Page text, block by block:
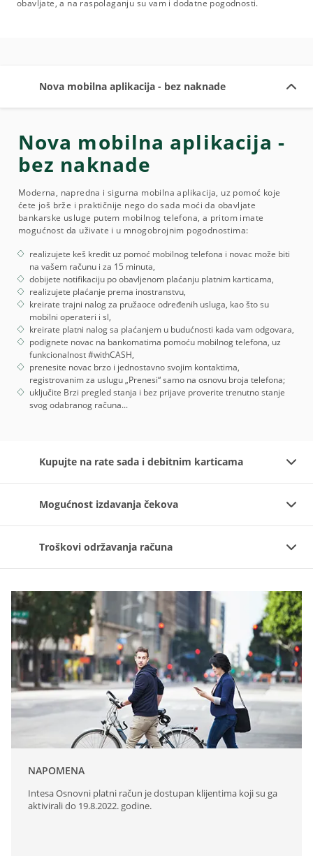
obavljate, a na raspolaganju su vam i dodatne pogodnosti.
Nova mobilna aplikacija - bez naknade
Nova mobilna aplikacija -
bez naknade
Moderna, napredna i sigurna mobilna aplikacija, uz pomoć koje
ćete još brže i praktičnije nego do sada moći da obavljate
bankarske usluge putem mobilnog telefona, a pritom imate
mogućnost da uživate i u mnogobrojnim pogodnostima:
realizujete keš kredit uz pomoć mobilnog telefona i novac može biti
na vašem računu i za 15 minuta,
dobijete notifikaciju po obavljenom plaćanju platnim karticama,
realizujete plaćanje prema inostranstvu,
kreirate trajni nalog za pružaoce određenih usluga, kao što su
mobilni operateri i sl,
kreirate platni nalog sa plaćanjem u budućnosti kada vam odgovara,
podignete novac na bankomatima pomoću mobilnog telefona, uz
funkcionalnost #withCASH,
prenesite novac brzo i jednostavno svojim kontaktima,
registrovanim za uslugu „Prenesi“ samo na osnovu broja telefona;
uključite Brzi pregled stanja i bez prijave proverite trenutno stanje
svog odabranog računa...
Kupujte na rate sada i debitnim karticama
Mogućnost izdavanja čekova
Troškovi održavanja računa
NAPOMENA
Intesa Osnovni platni račun je dostupan klijentima koji su ga
aktivirali do 19.8.2022. godine.